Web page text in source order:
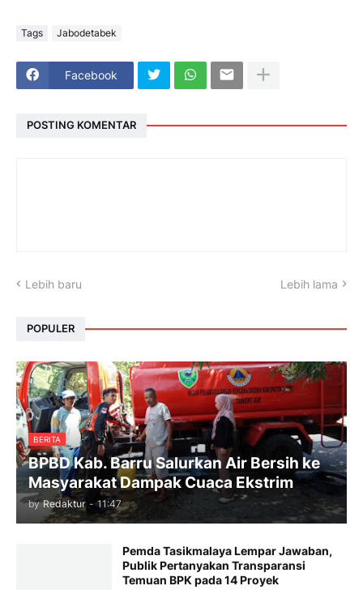
Tags Jabodetabek
Facebook
POSTING KOMENTAR
Lebih baru Lebih lama
POPULER
BERITA
BPBD Kab. Barru Salurkan Air Bersih ke
Masyarakat Dampak Cuaca Ekstrim
by Redaktur - 11:47
Pemda Tasikmalaya Lempar Jawaban,
Publik Pertanyakan Transparansi
Temuan BPK pada 14 Proyek